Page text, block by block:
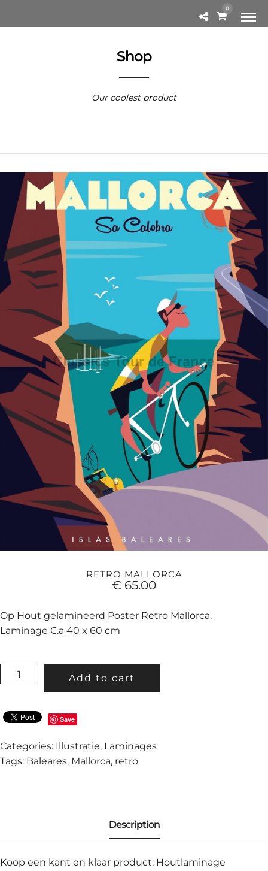
0
Shop
Our coolest product
RETRO MALLORCA
€ 65.00
Op Hout gelamineerd Poster Retro Mallorca.
Laminage C.a 40 x 60 cm
RETRO
MALLORCA
Add to cart
Save
Categories: Illustratie, Laminages
Tags: Baleares, Mallorca, retro
Koop een kant en klaar product: Houtlaminage